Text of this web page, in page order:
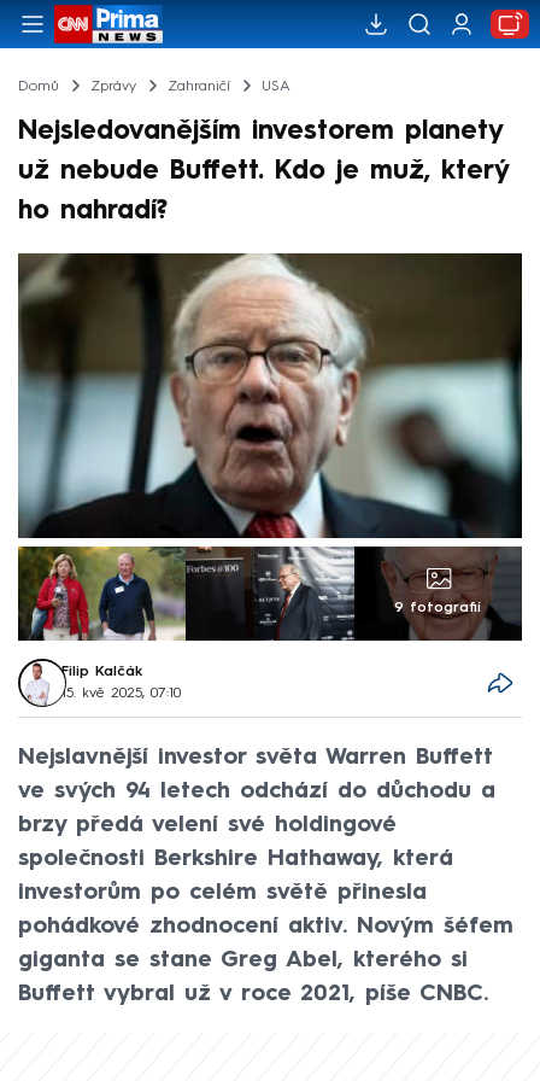
Domů Zprávy Zahraničí USA
Nejsledovanějším investorem planety
už nebude Buffett. Kdo je muž, který
ho nahradí?
9 fotografií
Filip Kalčák
15. kvě 2025, 07:10
Nejslavnější investor světa Warren Buffett
ve svých 94 letech odchází do důchodu a
brzy předá velení své holdingové
společnosti Berkshire Hathaway, která
investorům po celém světě přinesla
pohádkové zhodnocení aktiv. Novým šéfem
giganta se stane Greg Abel, kterého si
Buffett vybral už v roce 2021, píše CNBC.